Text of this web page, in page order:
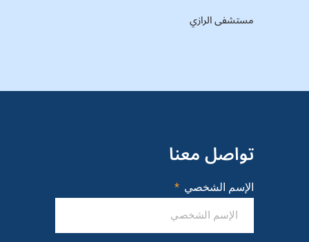
مستشفى الرازي
تواصل معنا
الإسم الشخصي